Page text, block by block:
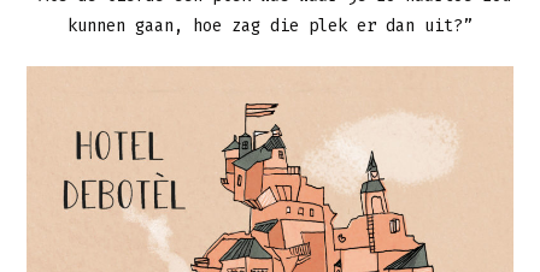
kunnen gaan, hoe zag die plek er dan uit?”